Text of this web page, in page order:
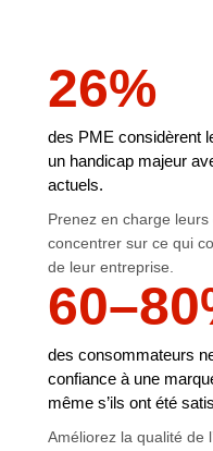
26%
des PME considèrent
un handicap majeur
actuels.
Prenez en charge
concentrer sur ce qui
de leur entreprise.
60–80
des consommateurs
confiance à une
même s’ils ont été
Améliorez la qualité de